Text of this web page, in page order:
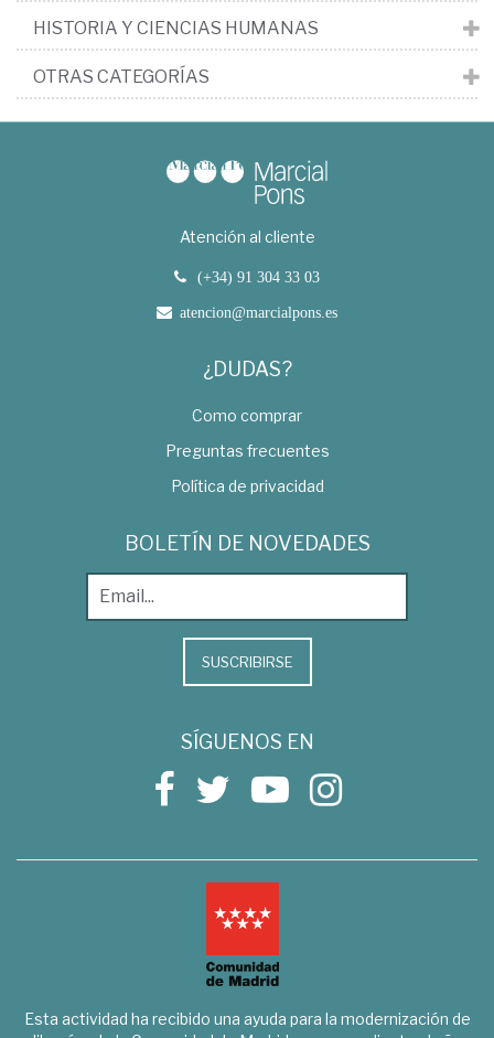
HISTORIA Y CIENCIAS HUMANAS
OTRAS CATEGORÍAS
Atención al cliente
(+34) 91 304 33 03
atencion@marcialpons.es
¿DUDAS?
Como comprar
Preguntas frecuentes
Política de privacidad
BOLETÍN DE NOVEDADES
SUSCRIBIRSE
SÍGUENOS EN
Esta actividad ha recibido una ayuda para la modernización de